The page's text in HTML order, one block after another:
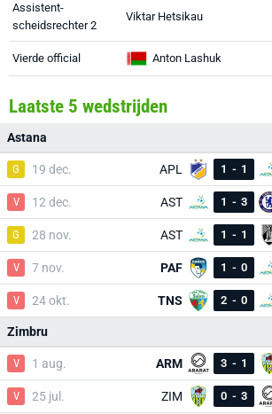
Assistent-
scheidsrechter 2
Viktar Hetsikau
Vierde official Anton Lashuk
Laatste 5 wedstrijden
Astana
G 19 dec. APL 1 - 1
V 12 dec. AST 1 - 3
G 28 nov. AST 1 - 1
V 7 nov. PAF 1 - 0
V 24 okt. TNS 2 - 0
Zimbru
V 1 aug. ARM 3 - 1
V 25 jul. ZIM 0 - 3